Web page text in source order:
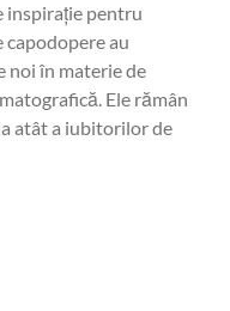
inspirație pentru
capodopere au
noi în materie de
Ele rămân
atât a iubitorilor de